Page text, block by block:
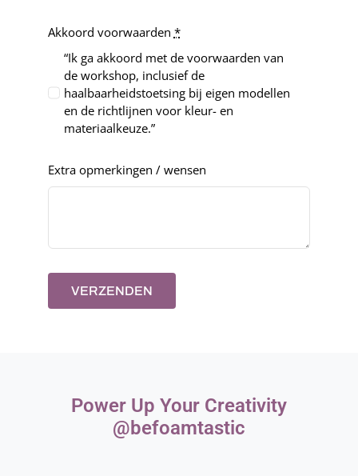
Akkoord voorwaarden *
“Ik ga akkoord met de voorwaarden van
de workshop, inclusief de
haalbaarheidstoetsing bij eigen modellen
en de richtlijnen voor kleur- en
materiaalkeuze.”
Extra opmerkingen / wensen
VERZENDEN
Power Up Your Creativity
@befoamtastic